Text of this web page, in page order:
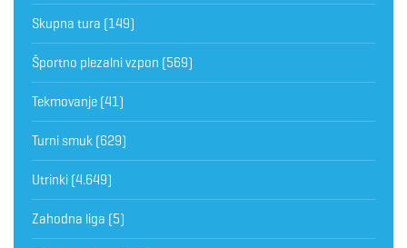
Skupna tura (149)
Športno plezalni vzpon (569)
Tekmovanje (41)
Turni smuk (629)
Utrinki (4.649)
Zahodna liga (5)